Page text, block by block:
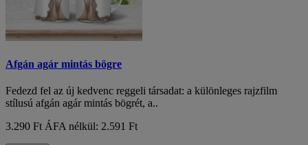
Afgán agár mintás bögre
Fedezd fel az új kedvenc reggeli társadat: a különleges rajzfilm
stílusú afgán agár mintás bögrét, a..
3.290 Ft ÁFA nélkül: 2.591 Ft